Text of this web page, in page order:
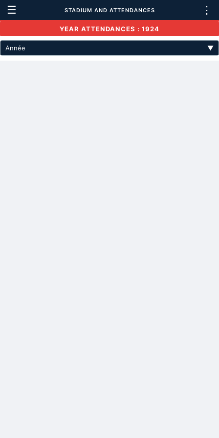
☰ STADIUM AND ATTENDANCES ⋮
YEAR ATTENDANCES : 1924
Année ▼